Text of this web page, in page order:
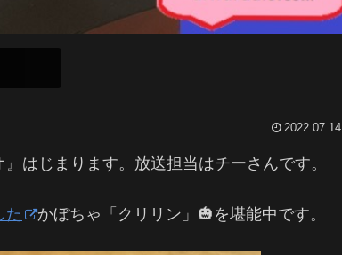
2022.07.14
はじまります。放送担当はチーさんです。
た かぼちゃ「クリリン」🎃を堪能中です。